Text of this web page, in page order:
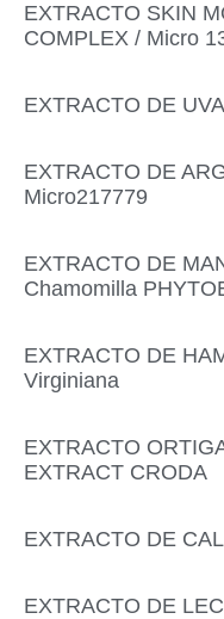
EXTRACTO SKIN
COMPLEX / Micro
EXTRACTO DE
EXTRACTO DE
Micro217779
EXTRACTO DE
Chamomilla
EXTRACTO DE
Virginiana
EXTRACTO
EXTRACT CRODA
EXTRACTO DE
EXTRACTO DE